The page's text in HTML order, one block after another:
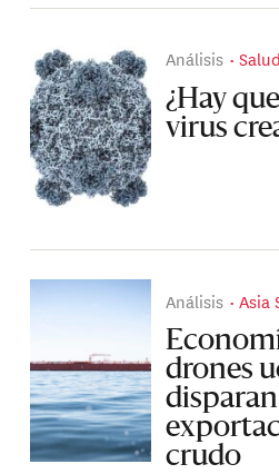
Análisis
¿Hay
virus
Análisis Asia
drones
crudo